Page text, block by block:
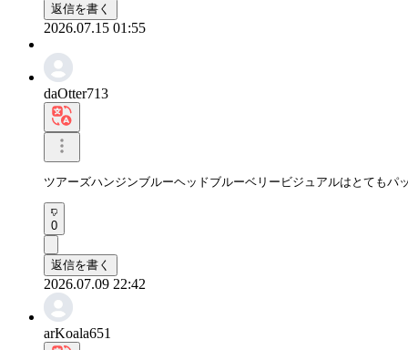
返信を書く
2026.07.15 01:55
daOtter713
ツアーズハンジンブルーヘッドブルーベリービジュアルはとても
0
返信を書く
2026.07.09 22:42
arKoala651